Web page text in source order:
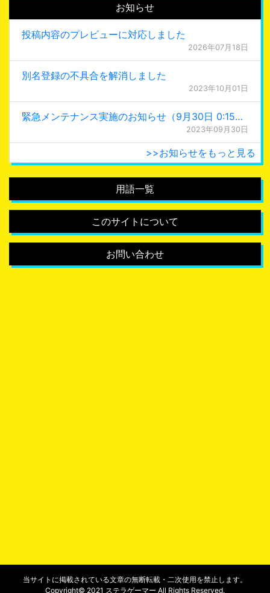
お知らせ
投稿内容のプレビューに対応しました
2026年07月18日
別名登録の不具合を解消しました
2023年10月01日
緊急メンテナンス実施のお知らせ（9月30日 0:15更新）
2023年09月30日
>>お知らせをもっと見る
用語一覧
このサイトについて
お問い合わせ
当サイトに掲載されている文章の無断転載・二次使用を禁止します。
Copyright© 2021 ステラゲーマー All Rights Reserved.